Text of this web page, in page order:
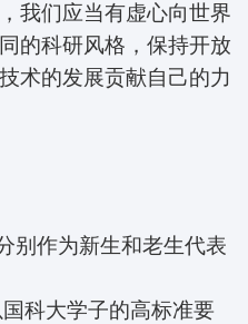
我们应当有虚心向世界
的科研风格，保持开放
术的发展贡献自己的力
别作为新生和老生代表
科大学子的高标准要